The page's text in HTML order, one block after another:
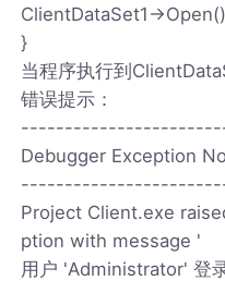
ClientDataSet1-
}
当程序执行到
错误提示：
Debugger Exception
Project Client.exe
ption with message '
用户 'Administrator' 登